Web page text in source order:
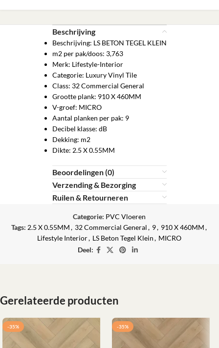
Beschrijving
Beschrijving: LS BETON TEGEL KLEIN
m2 per pak/doos: 3,763
Merk: Lifestyle-Interior
Categorie: Luxury Vinyl Tile
Class: 32 Commercial General
Grootte plank: 910 X 460MM
V-groef: MICRO
Aantal planken per pak: 9
Decibel klasse: dB
Dekking: m2
Dikte: 2.5 X 0.55MM
Beoordelingen (0)
Verzending & Bezorging
Ruilen & Retourneren
Categorie: PVC Vloeren
Tags: 2.5 X 0.55MM, 32 Commercial General, 9, 910 X 460MM,
Lifestyle Interior, LS Beton Tegel Klein , MICRO
Deel:
Gerelateerde producten
-35% -35%